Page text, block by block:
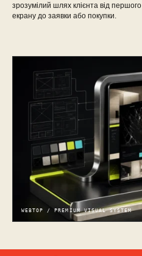
зрозумілий шлях клієнта від першого
екрану до заявки або покупки.
WEBTOP / PREMIUM VISUAL SYSTEM